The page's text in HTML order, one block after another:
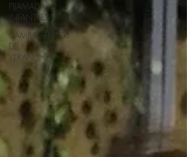
PIJAMADAS
INFANTILES
CAMPAMENTOS
DE
VERANO